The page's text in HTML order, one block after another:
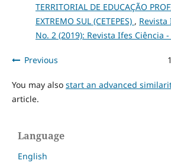
TERRITORIAL DE EDUCAÇÃO
EXTREMO SUL (CETEPES) , Revista
No. 2 (2019): Revista Ifes Ciência
Previous
You may also start an advanced
article.
Language
English